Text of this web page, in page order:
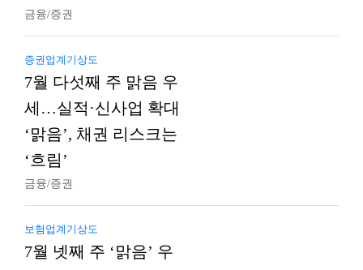
금융/증권
증권업계기상도
7월 다섯째 주 맑음 우
세…실적·신사업 확대
‘맑음’, 채권 리스크는
‘흐림’
금융/증권
보험업계기상도
7월 넷째 주 ‘맑음’ 우